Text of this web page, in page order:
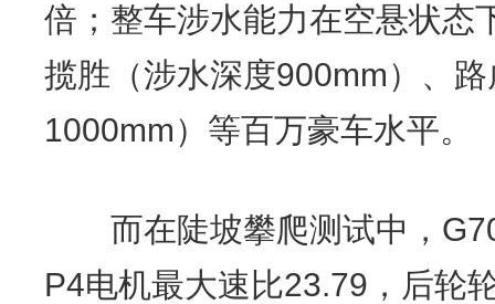
倍；整车涉水能力在空悬状态
揽胜（涉水深度900mm）、
1000mm）等百万豪车水平。
而在陡坡攀爬测试中，
P4电机最大速比23.79，后轮